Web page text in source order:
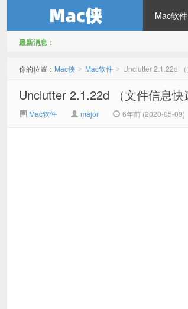
Mac软件
最新消息：
你的位置： Mac侠 > Mac软件 > Unclutter 2.1.22d
Unclutter 2.1.22d （文件信息
Mac软件 major 6年前 (2020-05-09)